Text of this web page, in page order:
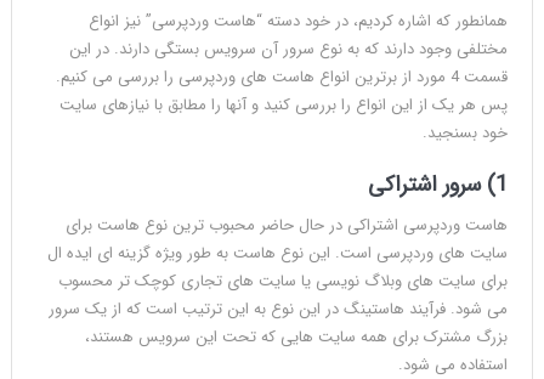
همانطور که اشاره کردیم، در خود دسته “هاست وردپرسی” نیز انواع
مختلفی وجود دارند که به نوع سرور آن سرویس بستگی دارند. در این
قسمت 4 مورد از برترین انواع هاست های وردپرسی را بررسی می کنیم.
پس هر یک از این انواع را بررسی کنید و آنها را مطابق با نیازهای سایت
خود بسنجید.
1) سرور اشتراکی
هاست وردپرسی اشتراکی در حال حاضر محبوب ترین نوع هاست برای
سایت های وردپرسی است. این نوع هاست به طور ویژه گزینه ای ایده ال
برای سایت های وبلاگ نویسی یا سایت های تجاری کوچک تر محسوب
می شود. فرآیند هاستینگ در این نوع به این ترتیب است که از یک سرور
بزرگ مشترک برای همه سایت هایی که تحت این سرویس هستند،
استفاده می شود.